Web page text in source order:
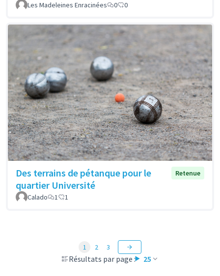
Les Madeleines Enracinées 0 0
Des terrains de pétanque pour le
quartier Université
Retenue
Calado 1 1
Résultats par page : 25
1 2 3